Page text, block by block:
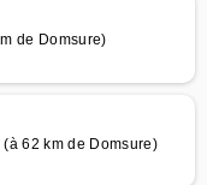
de Domsure)
62 km de Domsure)